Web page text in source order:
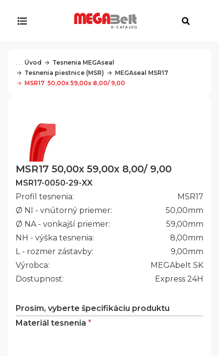
E-CATALOG
. . . Úvod
Tesnenia MEGAseal
Tesnenia piestnice (MSR)
MEGAseal MSR17
MSR17  50,00x 59,00x 8,00/ 9,00
MSR17 50,00x 59,00x 8,00/ 9,00
MSR17-0050-29-XX
Profil tesnenia:
MSR17
Ø NI - vnútorný priemer:
50,00mm
Ø NA - vonkajší priemer:
59,00mm
NH - výška tesnenia:
8,00mm
L - rozmer zástavby:
9,00mm
Výrobca:
MEGAbelt SK
Dostupnosť:
Express 24H
Prosím, vyberte špecifikáciu produktu
Materiál tesnenia *